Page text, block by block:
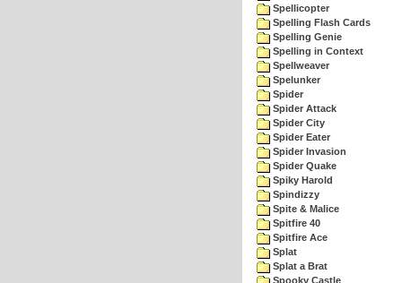
Spellicopter
Spelling Flash Cards
Spelling Genie
Spelling in Context
Spellweaver
Spelunker
Spider
Spider Attack
Spider City
Spider Eater
Spider Invasion
Spider Quake
Spiky Harold
Spindizzy
Spite & Malice
Spitfire 40
Spitfire Ace
Splat
Splat a Brat
Spooky Castle